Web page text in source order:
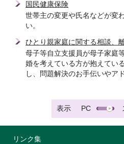
国民健康保険
世帯主の変更や氏名などが変
い。
ひとり親家庭に関する相談、
母子等自立支援員が母子家庭
婚を考えている方が抱えてい
し、問題解決のお手伝いやア
表示 PC
リンク集